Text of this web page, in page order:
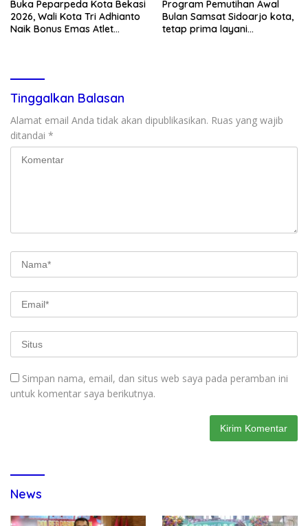
Buka Peparpeda Kota Bekasi
2026, Wali Kota Tri Adhianto
Naik Bonus Emas Atlet
Program Pemutihan Awal
Bulan Samsat Sidoarjo kota,
tetap prima layani
Tinggalkan Balasan
Alamat email Anda tidak akan dipublikasikan. Ruas yang wajib
ditandai *
Simpan nama, email, dan situs web saya pada peramban ini
untuk komentar saya berikutnya.
News